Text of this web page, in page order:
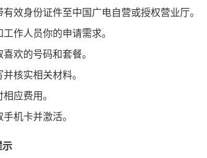
有效身份证件至中国广电自营或授权营业厅。
工作人员你的申请需求。
喜欢的号码和套餐。
并核实相关材料。
相应费用。
手机卡并激活。
示